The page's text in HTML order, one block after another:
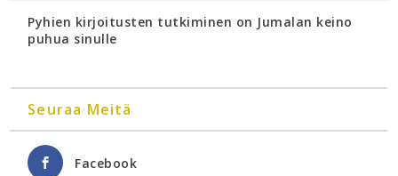
Pyhien kirjoitusten tutkiminen on Jumalan keino
puhua sinulle
Seuraa Meitä
Facebook